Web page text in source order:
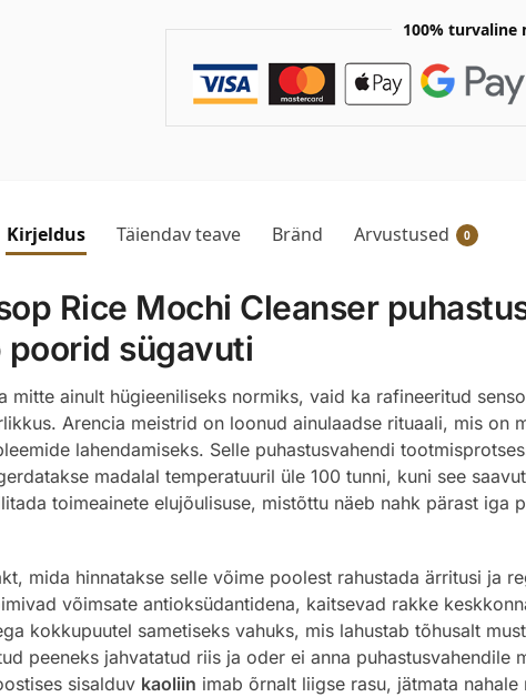
100% turvaline
Kirjeldus Täiendav teave Bränd Arvustused 0
Rice Mochi Cleanser
poorid sügavuti
mitte ainult hügieeniliseks normiks, vaid ka rafineeritud
Arencia meistrid on loonud ainulaadse rituaali, mis on
lahendamiseks. Selle puhastusvahendi
madalal temperatuuril üle 100 tunni, kuni see
toimeainete elujõulisuse, mistõttu näeb nahk pärast iga
mida hinnatakse selle võime poolest rahustada ärritusi ja
võimsate antioksüdantidena, kaitsevad rakke
kokkupuutel sametiseks vahuks, mis lahustab tõhusalt
peeneks jahvatatud riis ja oder ei anna puhastusvahendile
sisalduv kaoliin imab õrnalt liigse rasu, jätmata